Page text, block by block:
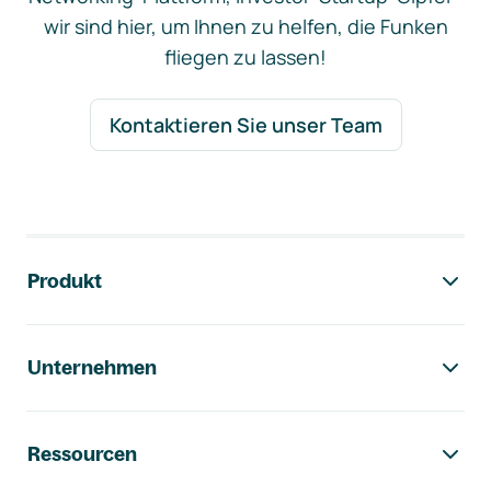
wir sind hier, um Ihnen zu helfen, die Funken
fliegen zu lassen!
Kontaktieren Sie unser Team
Produkt
Unternehmen
Ressourcen